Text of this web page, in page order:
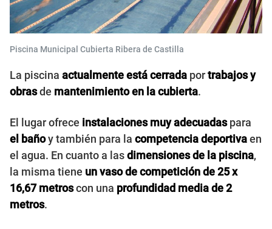
Piscina Municipal Cubierta Ribera de Castilla
La piscina actualmente está cerrada portrabajos y
obrasde mantenimiento en la cubierta.
El lugar ofrece instalaciones muy adecuadaspara
el bañoy también para la competencia deportivaen
el agua. En cuanto a lasdimensiones de la piscina,
la misma tiene un vaso de competición de 25 x
16,67 metroscon una profundidad media de 2
metros.